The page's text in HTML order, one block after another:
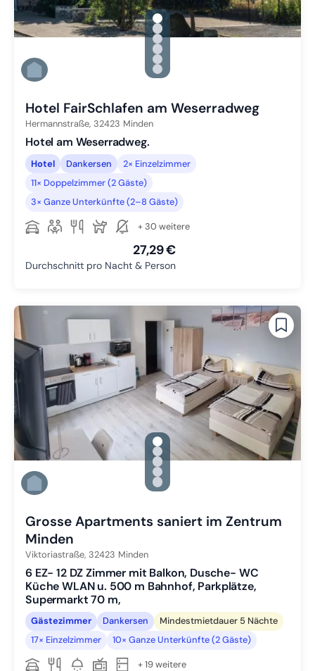
gallery.slide_selector
Zu Slide 1 wechseln
Zu Slide 2 wechseln
Zu Slide 3 wechseln
Zu Slide 4 wechseln
Zu Slide 5 wechseln
Zu Slide 6 wechseln
Hotel FairSchlafen am Weserradweg
Hermannstraße, 32423 Minden
Hotel am Weserradweg.
Hotel Dankersen
2× Einzelzimmer
11× Doppelzimmer (2 Gäste)
3× Ganze Unterkünfte (2–8 Gäste)
+ 30 weitere
27,29 €
Durchschnitt pro Nacht & Person
gallery.slide_selector
Zu Slide 1 wechseln
Zu Slide 2 wechseln
Zu Slide 3 wechseln
Zu Slide 4 wechseln
Zu Slide 5 wechseln
Grosse Apartments saniert im Zentrum
Minden
Viktoriastraße, 32423 Minden
6 EZ- 12 DZ Zimmer mit Balkon, Dusche- WC
Küche WLAN u. 500 m Bahnhof, Parkplätze,
Supermarkt 70 m,
Gästezimmer Dankersen
Mindestmietdauer 5 Nächte
17× Einzelzimmer
10× Ganze Unterkünfte (2 Gäste)
+ 19 weitere